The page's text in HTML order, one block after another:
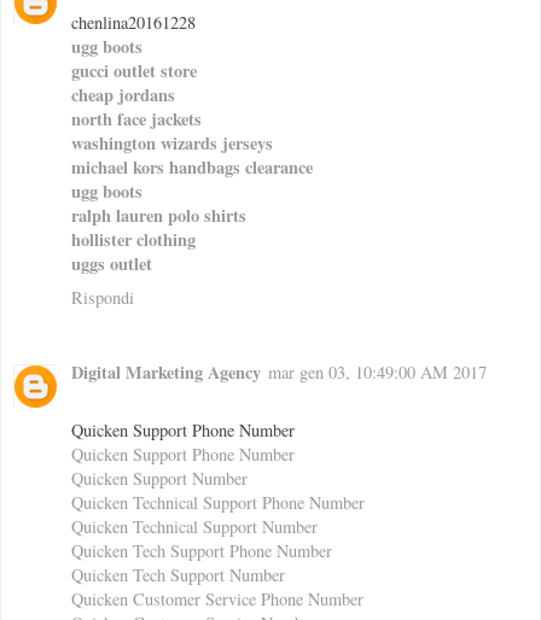
chenlina20161228
ugg boots
gucci outlet store
cheap jordans
north face jackets
washington wizards jerseys
michael kors handbags clearance
ugg boots
ralph lauren polo shirts
hollister clothing
uggs outlet
Rispondi
Digital Marketing Agency mar gen 03, 10:49:00 AM 2017
Quicken Support Phone Number
Quicken Support Phone Number
Quicken Support Number
Quicken Technical Support Phone Number
Quicken Technical Support Number
Quicken Tech Support Phone Number
Quicken Tech Support Number
Quicken Customer Service Phone Number